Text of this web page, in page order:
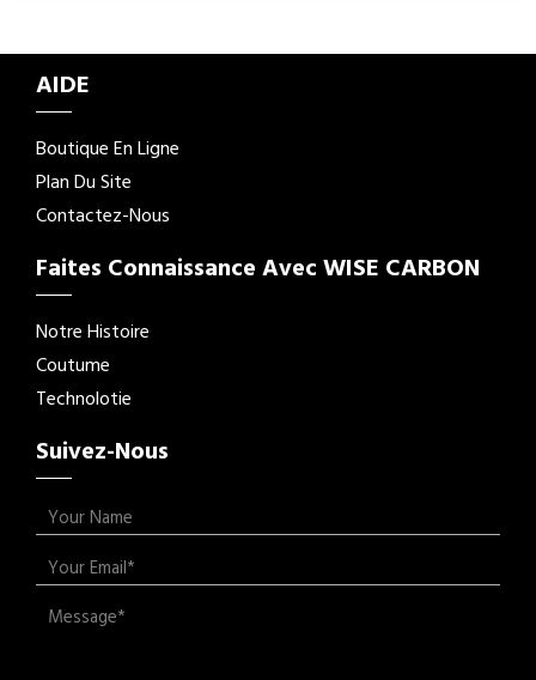
AIDE
Boutique En Ligne
Plan Du Site
Contactez-Nous
Faites Connaissance Avec WISE CARBON
Notre Histoire
Coutume
Technolotie
Suivez-Nous